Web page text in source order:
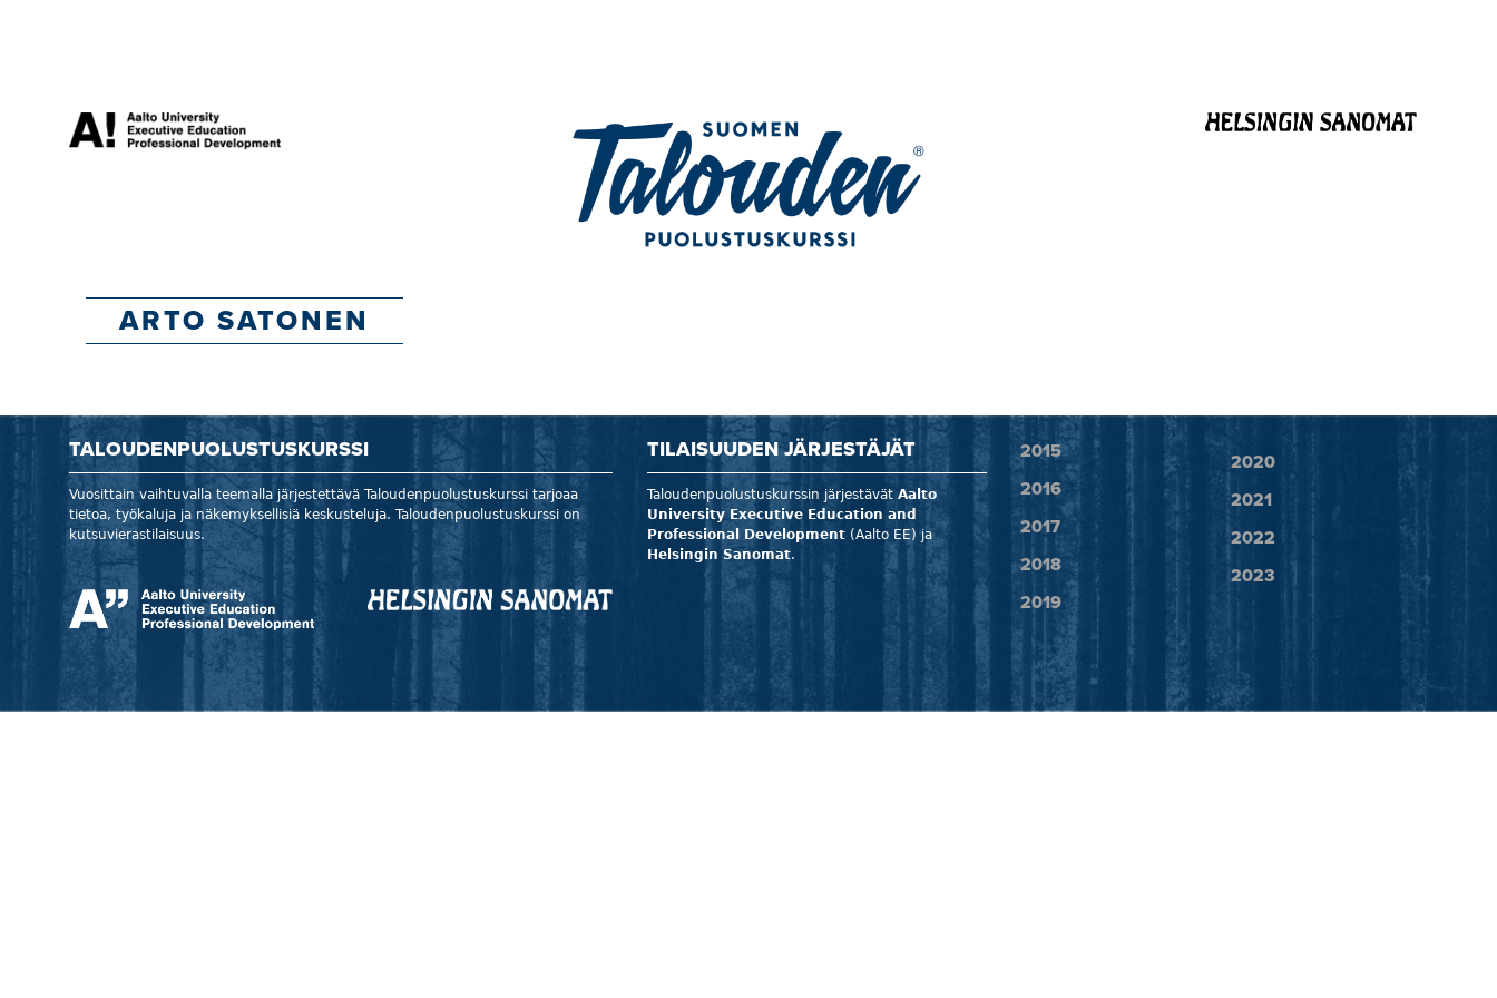
ARTO SATONEN
TALOUDENPUOLUSTUSKURSSI
Vuosittain vaihtuvalla teemalla järjestettävä Taloudenpuolustuskurssi tarjoaa
tietoa, työkaluja ja näkemyksellisiä keskusteluja. Taloudenpuolustuskurssi on
kutsuvierastilaisuus.
TILAISUUDEN JÄRJESTÄJÄT
Taloudenpuolustuskurssin järjestävät Aalto
University Executive Education and
Professional Development(Aalto EE) ja
Helsingin Sanomat.
2015
2016
2017
2018
2019
2020
2021
2022
2023